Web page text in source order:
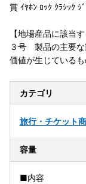
賞 ｲﾔﾎﾝ ﾛｯｸ ｸﾗｼｯｸ
【地場産品に該当す
３号 製品の主要な
価値が生じている
カテゴリ
旅行・チケット
容量
■内容